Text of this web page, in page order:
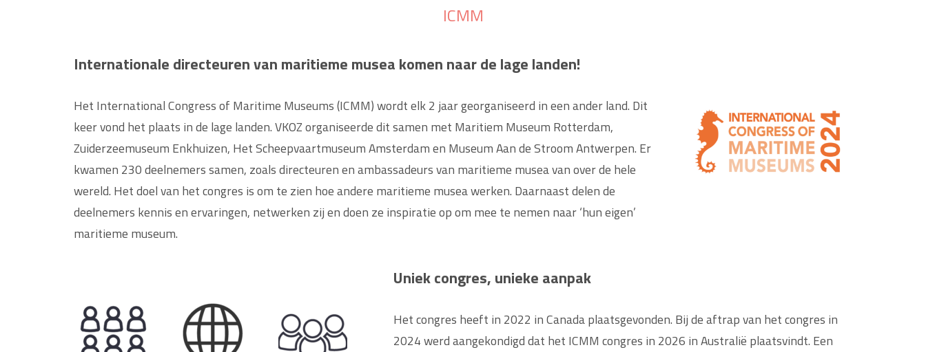
ICMM
Internationale directeuren van maritieme musea komen naar de lage landen!
Het International Congress of Maritime Museums (ICMM) wordt elk 2 jaar georganiseerd in een ander land. Dit
keer vond het plaats in de lage landen. VKOZ organiseerde dit samen met Maritiem Museum Rotterdam,
Zuiderzeemuseum Enkhuizen, Het Scheepvaartmuseum Amsterdam en Museum Aan de Stroom Antwerpen. Er
kwamen 230 deelnemers samen, zoals directeuren en ambassadeurs van maritieme musea van over de hele
wereld. Het doel van het congres is om te zien hoe andere maritieme musea werken. Daarnaast delen de
deelnemers kennis en ervaringen, netwerken zij en doen ze inspiratie op om mee te nemen naar ‘hun eigen’
maritieme museum.
Uniek congres, unieke aanpak
Het congres heeft in 2022 in Canada plaatsgevonden. Bij de aftrap van het congres in
2024 werd aangekondigd dat het ICMM congres in 2026 in Australië plaatsvindt. Een